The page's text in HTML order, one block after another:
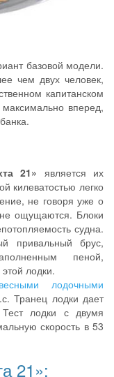
базовой модели.
чем двух человек,
капитанском
вперед,
21» является их
килеватостью легко
не говоря уже о
ощущаются. Блоки
судна.
привальный брус,
пеной,
этой лодки.
лодочными
Транец лодки дает
Тест лодки с двумя
скорость в 53
21»: